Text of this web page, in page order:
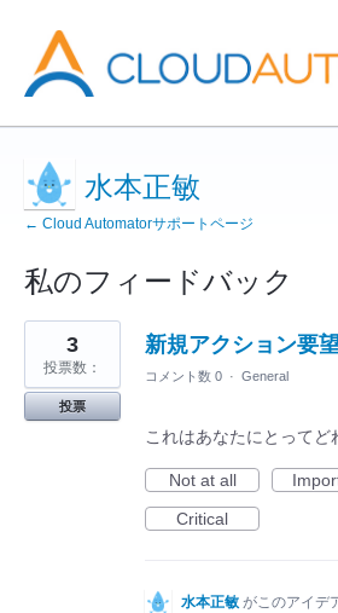
水本正敏
← Cloud Automatorサポートページ
私のフィードバック
4
っ
た
新規アクション要
3
投票数：
投票
コメント数 0 · General
これはあなたにとって
Not at all
Critical
水本正敏 がこのアイデ